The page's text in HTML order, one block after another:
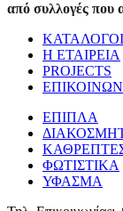
από συλλογές που
ΚΑΤΑΛΟΓΟΙ
Η ΕΤΑΙΡΕΙΑ
PROJECTS
ΕΠΙΠΛΑ
ΦΩΤΙΣΤΙΚΑ
ΥΦΑΣΜΑ